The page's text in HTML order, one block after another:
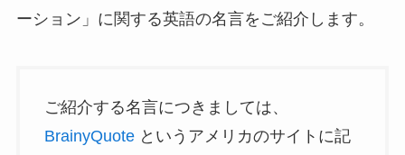
ーション」に関する英語の名言をご紹介します。
ご紹介する名言につきましては、
BrainyQuoteというアメリカのサイトに記